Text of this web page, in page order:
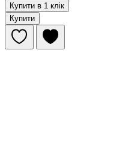
Купити в 1 клік
Купити